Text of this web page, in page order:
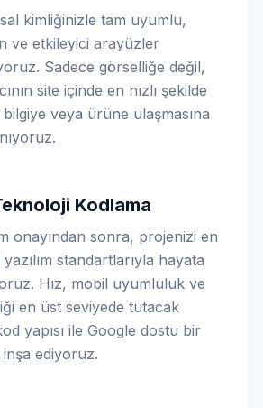
kimliğinizle tam uyumlu,
ve etkileyici arayüzler
Sadece görselliğe değil,
site içinde en hızlı şekilde
bilgiye veya ürüne ulaşmasına
Kodlama
onayından sonra, projenizi en
standartlarıyla hayata
Hız, mobil uyumluluk ve
en üst seviyede tutacak
yapısı ile Google dostu bir
inşa ediyoruz.